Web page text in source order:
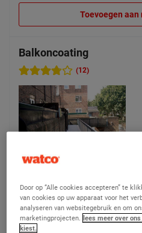
Toevoegen
Balkoncoating
(12)
Vergelijken
Door op “Alle cookies accepteren” te
van cookies op uw apparaat voor het
analyseren van websitegebruik en om
marketingprojecten. lees meer over
kiest.